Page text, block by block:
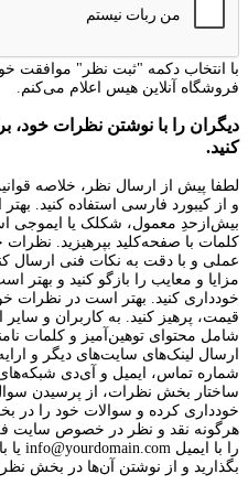
با انتخاب دکمه "ثبت نظر" موافقت
فروشگاه آنلاین هیس اعلام می‌کنم.
دیگران را با نوشتن نظرات خود،
کنید.
لطفا پیش از ارسال نظر، خلاصه
بیش‌از‌حدِ معمول، شکلک یا ایموجی
کلمات با صفحه‌کلید بپرهیزید.
عملی و با دقت به نکات فنی ارسال
مزایا و معایب را بازگو کنید و بهتر
خودداری کنید. بهتر است در نظرات
قیمت، پرهیز کنید. به کاربران و
شامل محتوای توهین‌آمیز و کلمات
ارسال لینک‌های سایت‌های دیگر و
شماره تماس، ایمیل و آی‌دی شبکه‌های
ساختار بخش نظرات، از پرسیدن
خودداری کرده و سوالات خود را
هرگونه نقد و نظر در خصوص سایت
بگذارید و از نوشتن آن‌ها در بخش